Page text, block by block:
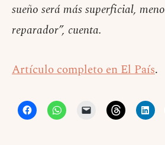
sueño será más superficial,
reparador”, cuenta.
Artículo completo en El País.